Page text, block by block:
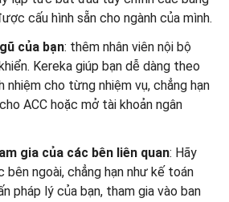
cấu hình sẵn cho ngành của mình.
của bạn: thêm nhân viên nội bộ
Kereka giúp bạn dễ dàng theo
nhiệm cho từng nhiệm vụ, chẳng hạn
ACC hoặc mở tài khoản ngân
gia của các bên liên quan: Hãy
ngoài, chẳng hạn như kế toán
pháp lý của bạn, tham gia vào ban